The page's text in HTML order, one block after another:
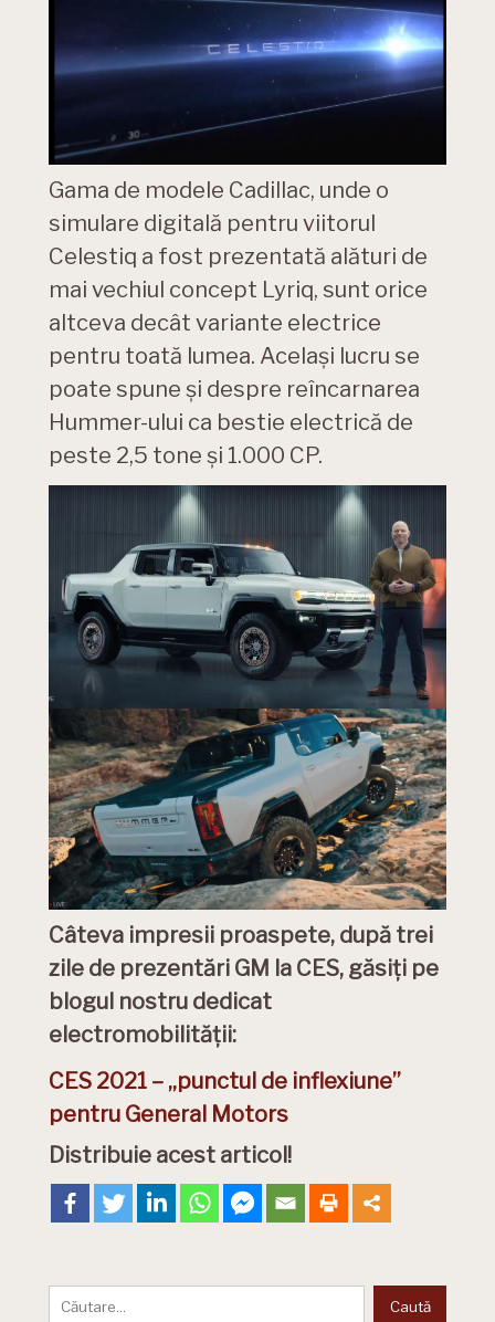
Gama de modele Cadillac, unde o
simulare digitală pentru viitorul
Celestiq a fost prezentată alături de
mai vechiul concept Lyriq, sunt orice
altceva decât variante electrice
pentru toată lumea. Același lucru se
poate spune și despre reîncarnarea
Hummer-ului ca bestie electrică de
peste 2,5 tone și 1.000 CP.
Câteva impresii proaspete, după trei
zile de prezentări GM la CES, găsiți pe
blogul nostru dedicat
electromobilității:
CES 2021 – „punctul de inflexiune”
pentru General Motors
Distribuie acest articol!